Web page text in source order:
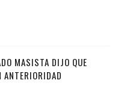
MASISTA DIJO QUE
ANTERIORIDAD